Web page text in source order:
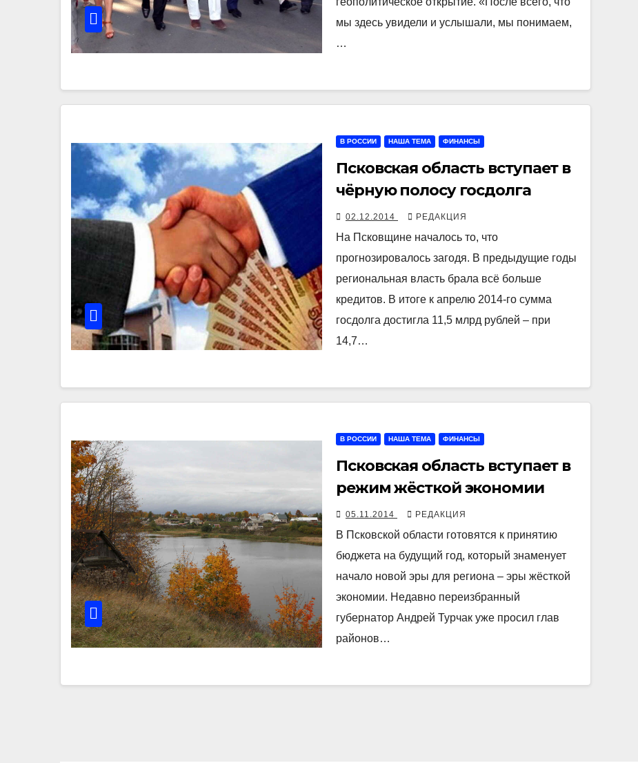
мы здесь увидели и услышали, мы понимаем,
…
В РОССИИ НАША ТЕМА ФИНАНСЫ
Псковская область вступает в
чёрную полосу госдолга
02.12.2014 РЕДАКЦИЯ
На Псковщине началось то, что
прогнозировалось загодя. В предыдущие годы
региональная власть брала всё больше
кредитов. В итоге к апрелю 2014-го сумма
госдолга достигла 11,5 млрд рублей – при
14,7…
В РОССИИ НАША ТЕМА ФИНАНСЫ
Псковская область вступает в
режим жёсткой экономии
05.11.2014 РЕДАКЦИЯ
В Псковской области готовятся к принятию
бюджета на будущий год, который знаменует
начало новой эры для региона – эры жёсткой
экономии. Недавно переизбранный
губернатор Андрей Турчак уже просил глав
районов…